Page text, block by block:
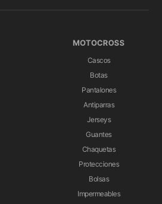
MOTOCROSS
Cascos
Botas
Pantalones
Antiparras
Jerseys
Guantes
Chaquetas
Protecciones
Bolsas
Impermeables